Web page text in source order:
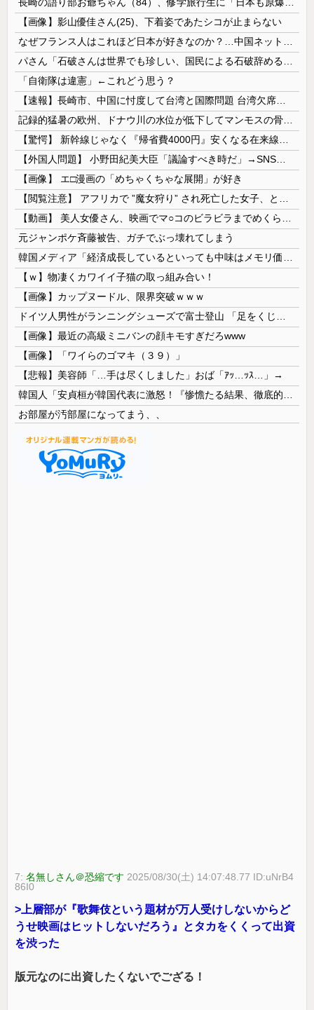
【画像】影山優佳さん(25)、下着姿であたシコが止まらない
「自衛隊は違憲」←これどう思う？
【画像】 エ□漫画の「めちゃくちゃな展開」が好き
元ジャンポケ斉藤被告、ガチでぶっ壊れてしまう
【ｗ】物凄くカワイイ子猫の取っ組み合い！
【画像】カップヌードル、限界突破ｗｗｗ
【画像】最近の高級ミニバンの顔キモすぎだろwww
【画像】「ワイらのゴマキ（３９）」
【悲報】美容師「…手は尽くしました」おば「ｱｯ…ｯｽ…」→
お部屋が汚部屋になってまう、、
7:名無しさん＠恐縮です 2025/08/30(土) 14:07:48.77 ID:uNrB4
86I0
>上層部が『歌舞伎という題材が万人受けしないからど
うせ映画はヒットしないだろう』とタカをくくって出資
を渋った
版元なのに出資したくないでござる！